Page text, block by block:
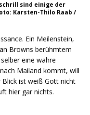
sind einige der
Karsten-Thilo Raab /
Ein Meilenstein,
Browns berühmtem
eine wahre
Mailand kommt, will
Blick ist weiß Gott nicht
hier gar nichts.